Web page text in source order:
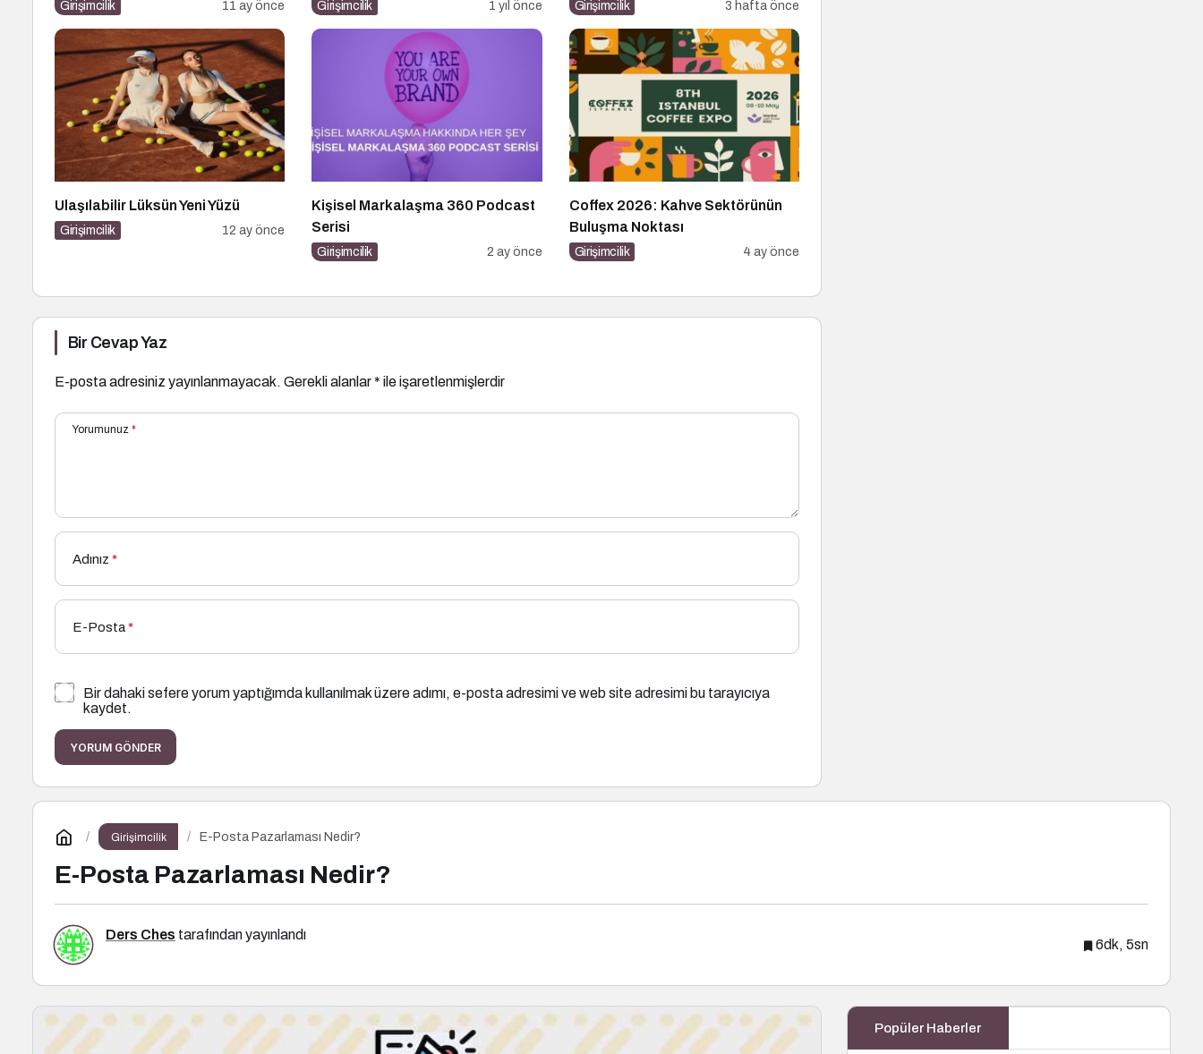
Girişimcilik 11 ay önce Girişimcilik 1 yıl önce Girişimcilik 3 hafta önce
Ulaşılabilir Lüksün Yeni Yüzü
Girişimcilik 12 ay önce
Kişisel Markalaşma 360 Podcast
Serisi
Girişimcilik 2 ay önce
Coffex 2026: Kahve Sektörünün
Buluşma Noktası
Girişimcilik 4 ay önce
Bir Cevap Yaz
E-posta adresiniz yayınlanmayacak. Gerekli alanlar* ile işaretlenmişlerdir
Yorumunuz *
Adınız *
E-Posta*
Bir dahaki sefere yorum yaptığımda kullanılmak üzere adımı, e-posta adresimi ve web site adresimi bu tarayıcıya
kaydet.
YORUM GÖNDER
Girişimcilik E-Posta Pazarlaması Nedir?
E-Posta Pazarlaması Nedir?
Ders Ches tarafından yayınlandı
6dk, 5sn
Popüler Haberler